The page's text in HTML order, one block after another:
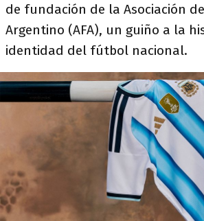
de fundación de la Asociación
Argentino (AFA), un guiño a la
identidad del fútbol nacional.